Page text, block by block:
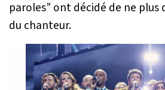
paroles” ont décidé de ne plus
du chanteur.